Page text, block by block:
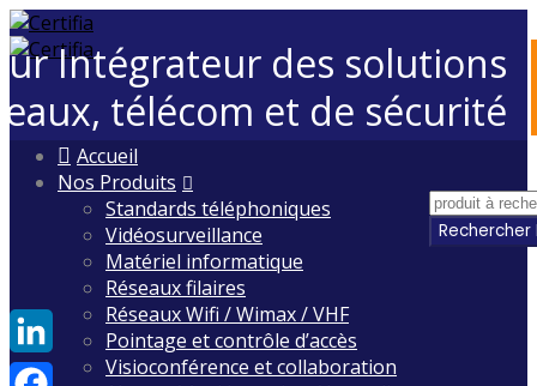
Intégrateur des solutions
télécom et de sécurité
Skip
Accueil
Nos Produits
Standards téléphoniques
Vidéosurveillance
Matériel informatique
Réseaux filaires
Réseaux Wifi / Wimax / VHF
Pointage et contrôle d’accès
Visioconférence et collaboration
LinkedIn